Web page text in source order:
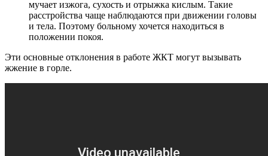
мучает изжога, сухость и отрыжка кислым. Такие
расстройства чаще наблюдаются при движении головы
и тела. Поэтому больному хочется находиться в
положении покоя.
Эти основные отклонения в работе ЖКТ могут вызывать
жжение в горле.